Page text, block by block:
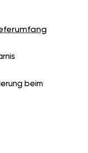
beim